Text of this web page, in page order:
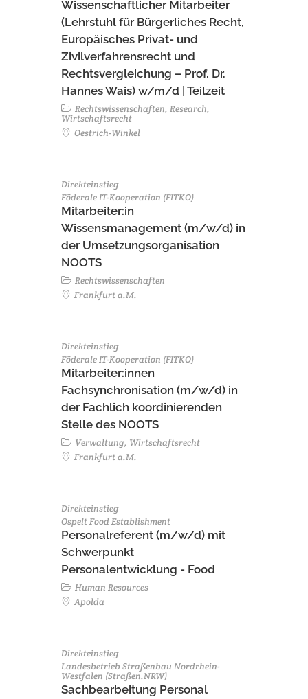
Wissenschaftlicher Mitarbeiter
(Lehrstuhl für Bürgerliches Recht,
Europäisches Privat- und
Zivilverfahrensrecht und
Rechtsvergleichung – Prof. Dr.
Hannes Wais) w/m/d | Teilzeit
Rechtswissenschaften, Research,
Wirtschaftsrecht
Oestrich-Winkel
Direkteinstieg
Föderale IT-Kooperation (FITKO)
Mitarbeiter:in
Wissensmanagement (m/w/d) in
der Umsetzungsorganisation
NOOTS
Rechtswissenschaften
Frankfurt a.M.
Direkteinstieg
Föderale IT-Kooperation (FITKO)
Mitarbeiter:innen
Fachsynchronisation (m/w/d) in
der Fachlich koordinierenden
Stelle des NOOTS
Verwaltung, Wirtschaftsrecht
Frankfurt a.M.
Direkteinstieg
Ospelt Food Establishment
Personalreferent (m/w/d) mit
Schwerpunkt
Personalentwicklung - Food
Human Resources
Apolda
Direkteinstieg
Landesbetrieb Straßenbau Nordrhein-
Westfalen (Straßen.NRW)
Sachbearbeitung Personal